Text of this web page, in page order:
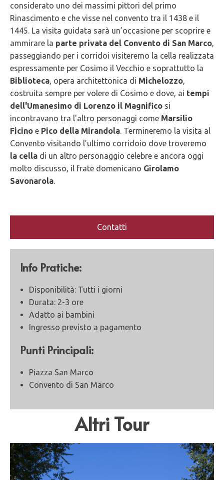
considerato uno dei massimi pittori del primo
Rinascimento e che visse nel convento tra il 1438 e il
1445. La visita guidata sarà un’occasione per scoprire e
ammirare la parte privata del Convento di San Marco,
passeggiando per i corridoi visiteremo la cella realizzata
espressamente per Cosimo il Vecchio e soprattutto la
Biblioteca, opera architettonica di Michelozzo,
costruita sempre per volere di Cosimo e dove, ai tempi
dell'Umanesimo di Lorenzo il Magnifico si
incontravano tra l'altro personaggi come Marsilio
Ficino e Pico della Mirandola. Termineremo la visita al
Convento visitando l’ultimo corridoio dove troveremo
la cella di un altro personaggio celebre e ancora oggi
molto discusso, il frate domenicano Girolamo
Savonarola.
Contatti
Info Pratiche:
Disponibilità: Tutti i giorni
Durata: 2-3 ore
Adatto ai bambini
Ingresso previsto a pagamento
Punti Principali:
Piazza San Marco
Convento di San Marco
Altri Tour